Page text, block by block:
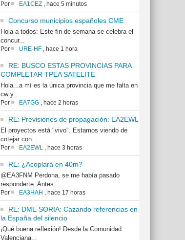
Por EA1CEZ, hace 5 minutos
Concurso municipios españoles CME
Hola a todos: Este fin de semana se celebra el
concur...
Por URE-HF, hace 1 hora
RE: BUSCO ESTAS PROVINCIAS PARA
COMPLETAR TPEA SATELITE
Hola...a mí es la única provincia que me falta en
cw y ...
Por EA7GG, hace 2 horas
RE: Previsiones de propagación: EA2EWL
El proyectos está "vivo". Estamos viendo de
cotejar con...
Por EA2EWL, hace 3 horas
RE: ¿Acoplará en 40m?
@EA3FNM Perdona, se me había pasado
responderte. Antes ...
Por EA3HAH , hace 17 horas
RE: DME SORIA: Cazando referencias en
la España del silencio
¡Qué buena reflexión! Desde la Comunidad
Valenciana...